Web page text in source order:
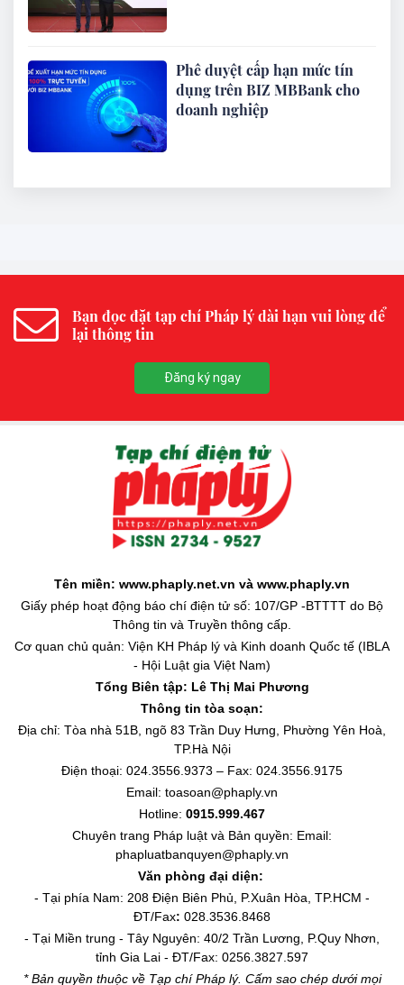
Phê duyệt cấp hạn mức tín
dụng trên BIZ MBBank cho
doanh nghiệp
Bạn đọc đặt tạp chí Pháp lý dài hạn vui lòng để
lại thông tin
Đăng ký ngay
Tên miền: www.phaply.net.vn và www.phaply.vn
Giấy phép hoạt động báo chí điện tử số: 107/GP -BTTTT do Bộ
Thông tin và Truyền thông cấp.
Cơ quan chủ quản: Viện KH Pháp lý và Kinh doanh Quốc tế (IBLA
- Hội Luật gia Việt Nam)
Tổng Biên tập: Lê Thị Mai Phương
Thông tin tòa soạn:
Địa chỉ: Tòa nhà 51B, ngõ 83 Trần Duy Hưng, Phường Yên Hoà,
TP.Hà Nội
Điện thoại: 024.3556.9373 – Fax: 024.3556.9175
Email: toasoan@phaply.vn
Hotline: 0915.999.467
Chuyên trang Pháp luật và Bản quyền: Email:
phapluatbanquyen@phaply.vn
Văn phòng đại diện:
- Tại phía Nam: 208 Điện Biên Phủ, P.Xuân Hòa, TP.HCM -
ĐT/Fax: 028.3536.8468
- Tại Miền trung - Tây Nguyên: 40/2 Trần Lương, P.Quy Nhơn,
tỉnh Gia Lai - ĐT/Fax: 0256.3827.597
* Bản quyền thuộc về Tạp chí Pháp lý. Cấm sao chép dưới mọi